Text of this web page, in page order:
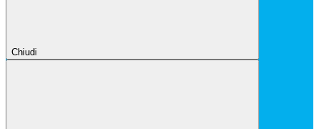
Chiudi